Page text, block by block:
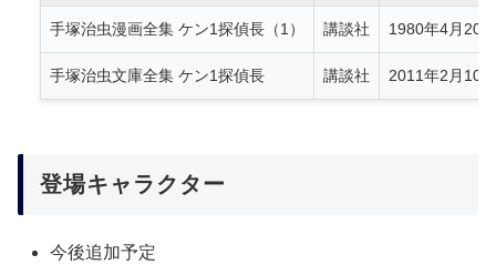
手塚治虫漫画全集 ケン1探偵長（1） 講談社 1980年4月20日
手塚治虫文庫全集 ケン1探偵長 講談社 2011年2月10日
登場キャラクター
今後追加予定